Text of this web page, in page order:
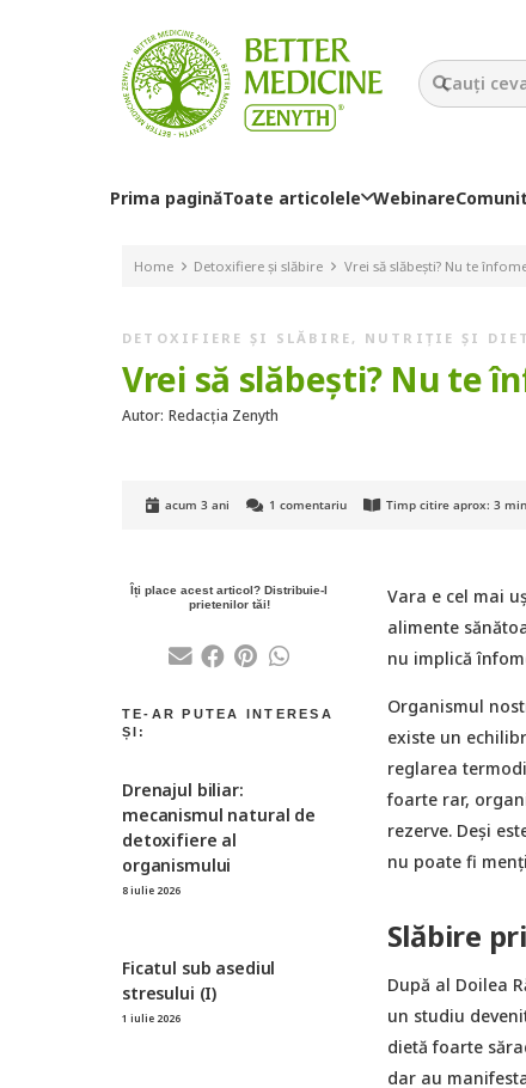
Prima paginăToate articolele Webinare
Home Detoxifiere și slăbire Vrei să slăbești? Nu te
DETOXIFIERE ȘI SLĂBIRE , NUTRIȚIE ȘI
Vrei să slăbești? Nu te
Autor: Redacția Zenyth
acum 3 ani 1comentariu Timp citire aprox: 3
Drenajul biliar:
mecanismul natural de
detoxifiere al
organismului
8 iulie 2026
Ficatul sub asediul
stresului (I)
1 iulie 2026
Vara e cel mai
alimente
nu implică
Organismul
existe un
reglarea
foarte rar,
rezerve. Deşi
nu poate fi
Slăbire
După al Doilea
un studiu
dietă foarte
dar au